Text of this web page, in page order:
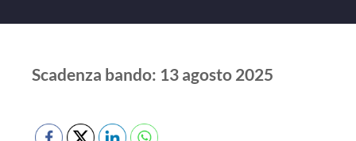
Scadenza bando: 13 agosto 2025